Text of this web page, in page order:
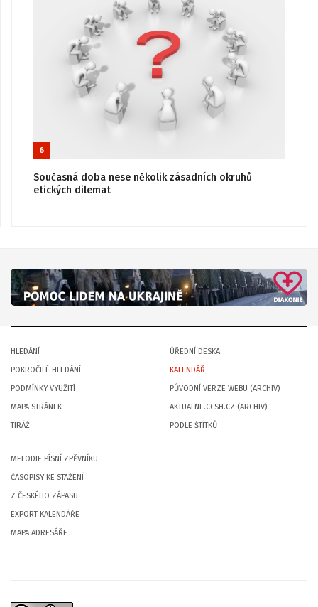
6
Současná doba nese několik zásadních okruhů
etických dilemat
HLEDÁNÍ
POKROČILÉ HLEDÁNÍ
PODMÍNKY VYUŽITÍ
MAPA STRÁNEK
TIRÁŽ
ÚŘEDNÍ DESKA
KALENDÁŘ
PŮVODNÍ VERZE WEBU (ARCHIV)
AKTUALNE.CCSH.CZ (ARCHIV)
PODLE ŠTÍTKŮ
MELODIE PÍSNÍ ZPĚVNÍKU
ČASOPISY KE STAŽENÍ
Z ČESKÉHO ZÁPASU
EXPORT KALENDÁŘE
MAPA ADRESÁŘE